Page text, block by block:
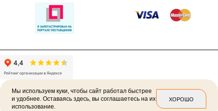
2026 © Политика конфиденциальности
Мы используем куки, чтобы сайт работал быстрее
и удобнее. Оставаясь здесь, вы соглашаетесь на их
использование.
ХОРОШО